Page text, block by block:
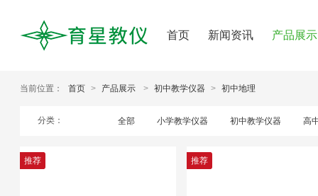
首页 新闻资讯 产品展示
当前位置： 首页 > 产品展示 > 初中教学仪器 > 初中地理
分类： 全部 小学教学仪器 初中教学仪器 高
推荐 推荐